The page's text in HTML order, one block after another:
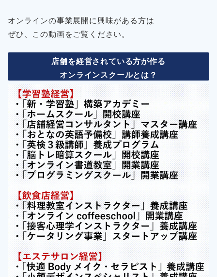
オンラインの事業展開に興味がある方は
ぜひ、この動画をご覧ください。
店舗を経営されている方が作る
オンラインスクールとは？